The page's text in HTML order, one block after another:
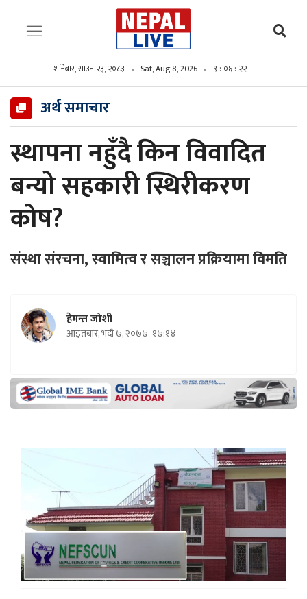
शनिबार, साउन २३, २०८३ Sat, Aug 8, 2026 ९ : ०६ : २४
अर्थ समाचार
स्थापना नहुँदै किन विवादित
बन्यो सहकारी स्थिरीकरण
कोष?
संस्था संरचना, स्वामित्व र सञ्चालन प्रक्रियामा विमति
हेमन्त जोशी
आइतबार, भदौ ७, २०७७ १७:१४